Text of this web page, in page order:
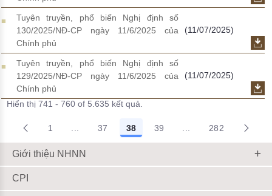
Tuyên truyền, phổ biến Nghị định số
130/2025/NĐ-CP ngày 11/6/2025 của
Chính phủ
(11/07/2025)
Tuyên truyền, phổ biến Nghị định số
129/2025/NĐ-CP ngày 11/6/2025 của
Chính phủ
(11/07/2025)
Hiển thị 741 - 760 of 5.635 kết quả.
1 Trang trung gian Use TAB to navigate.
37 38 39 Trang trung gian
282
Giới thiệu NHNN
CPI